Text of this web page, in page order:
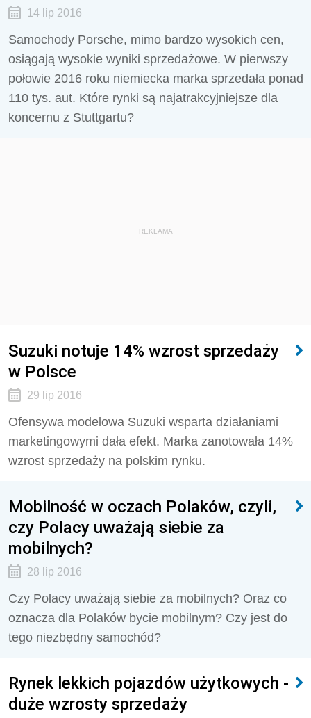
14 lip 2016
Samochody Porsche, mimo bardzo wysokich cen,
osiągają wysokie wyniki sprzedażowe. W pierwszy
połowie 2016 roku niemiecka marka sprzedała ponad
110 tys. aut. Które rynki są najatrakcyjniejsze dla
koncernu z Stuttgartu?
REKLAMA
Suzuki notuje 14% wzrost sprzedaży
w Polsce
29 lip 2016
Ofensywa modelowa Suzuki wsparta działaniami
marketingowymi dała efekt. Marka zanotowała 14%
wzrost sprzedaży na polskim rynku.
Mobilność w oczach Polaków, czyli,
czy Polacy uważają siebie za
mobilnych?
28 lip 2016
Czy Polacy uważają siebie za mobilnych? Oraz co
oznacza dla Polaków bycie mobilnym? Czy jest do
tego niezbędny samochód?
Rynek lekkich pojazdów użytkowych -
duże wzrosty sprzedaży